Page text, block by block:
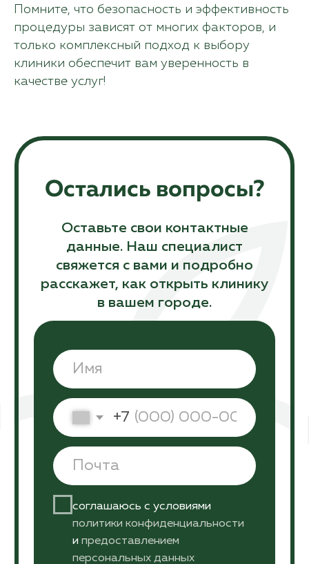
Помните, что безопасность и эффективность
процедуры зависят от многих факторов, и
только комплексный подход к выбору
клиники обеспечит вам уверенность в
качестве услуг!
Информация, указанная на сайте, не является
публичной офертой. Подробную
информацию уточняйте у менеджеров.